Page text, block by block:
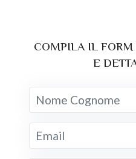
COMPILA IL
E